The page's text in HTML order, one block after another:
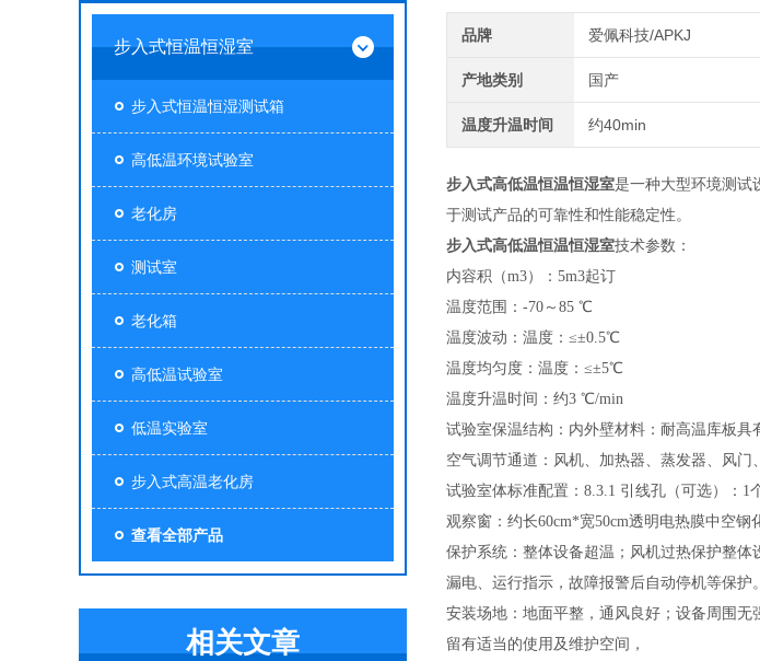
步入式恒温恒湿室
步入式恒温恒湿测试箱
高低温环境试验室
老化房
测试室
老化箱
高低温试验室
低温实验室
步入式高温老化房
查看全部产品
相关文章
品牌 爱佩科技/APKJ
产地类别 国产
温度升温时间 约40min
步入式高低温恒温恒湿室是一种大型环境测试
于测试产品的可靠性和性能稳定性。
步入式高低温恒温恒湿室技术参数：
内容积（m3）：5m3起订
温度范围：-70～85 ℃
温度波动：温度：≤±0.5℃
温度均匀度：温度：≤±5℃
温度升温时间：约3 ℃/min
试验室保温结构：内外壁材料：耐高温库板
空气调节通道：风机、加热器、蒸发器、风门
试验室体标准配置：8.3.1 引线孔（可选）：1
观察窗：约长60cm*宽50cm透明电热膜中空钢
保护系统：整体设备超温；风机过热保护整
漏电、运行指示，故障报警后自动停机等保护。
安装场地：地面平整，通风良好；设备周围
留有适当的使用及维护空间，